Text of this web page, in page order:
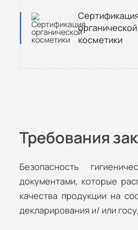
органической
косметики
Требования
Безопасность
документами, которые
качества продукции на
декларирования и/ или